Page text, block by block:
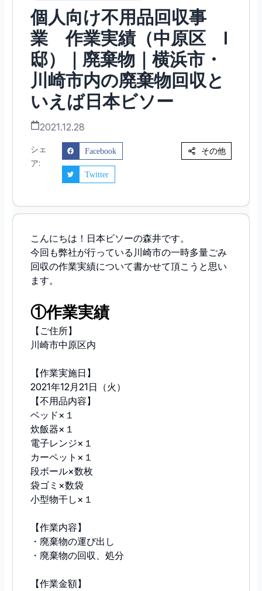
個人向け不用品回収事
業 作業実績（中原区 I
邸）｜廃棄物｜横浜市・
川崎市内の廃棄物回収と
いえば日本ビソー
2021.12.28
シェ
ア:
Facebook
Twitter
その他
こんにちは！日本ビソーの森井です。
今回も弊社が行っている川崎市の一時多量ごみ
回収の作業実績について書かせて頂こうと思い
ます。
①作業実績
【ご住所】
川崎市中原区内
【作業実施日】
2021年12月21日（火）
【不用品内容】
ベッド×１
炊飯器×１
電子レンジ×１
カーペット×１
段ボール×数枚
袋ゴミ×数袋
小型物干し×１
【作業内容】
・廃棄物の運び出し
・廃棄物の回収、処分
【作業金額】